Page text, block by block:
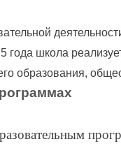
года школа
образования,